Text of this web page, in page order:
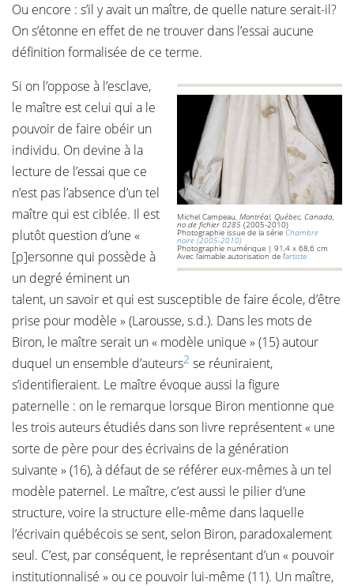
Ou encore : s’il y avait un maître, de quelle nature serait-il?
On s’étonne en effet de ne trouver dans l’essai aucune
définition formalisée de ce terme.
Michel Campeau, Montréal, Québec, Canada,
no de fichier 0285 (2005-2010)
Photographie issue de la série Chambre
noire (2005-2010)
Photographie numérique | 91,4 x 68,6 cm
Avec l’aimable autorisation de l’artiste
Si on l’oppose à l’esclave,
le maître est celui qui a le
pouvoir de faire obéir un
individu. On devine à la
lecture de l’essai que ce
n’est pas l’absence d’un tel
maître qui est ciblée. Il est
plutôt question d’une «
[p]ersonne qui possède à
un degré éminent un
talent, un savoir et qui est susceptible de faire école, d’être
prise pour modèle » (Larousse, s.d.). Dans les mots de
Biron, le maître serait un « modèle unique » (15) autour
duquel un ensemble d’auteurs2 se réuniraient,
s’identifieraient. Le maître évoque aussi la figure
paternelle : on le remarque lorsque Biron mentionne que
les trois auteurs étudiés dans son livre représentent « une
sorte de père pour des écrivains de la génération
suivante » (16), à défaut de se référer eux-mêmes à un tel
modèle paternel. Le maître, c’est aussi le pilier d’une
structure, voire la structure elle-même dans laquelle
l’écrivain québécois se sent, selon Biron, paradoxalement
seul. C’est, par conséquent, le représentant d’un « pouvoir
institutionnalisé » ou ce pouvoir lui-même (11). Un maître,